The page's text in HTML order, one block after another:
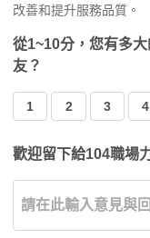
改善和提升服務品質。
從1~10分，您有多
友？
1 2 3 4
歡迎留下給104職場